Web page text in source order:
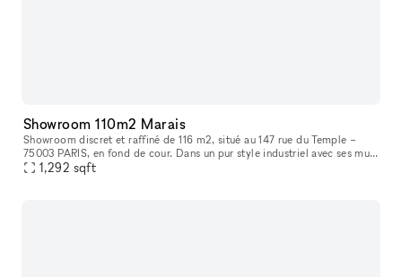
Showroom 110m2 Marais
Showroom discret et raffiné de 116 m2, situé au 147 rue du Temple –
75003 PARIS, en fond de cour. Dans un pur style industriel avec ses murs
blancs et son sol en béton, il bénéficie d’une lumière du
1,292 sqft